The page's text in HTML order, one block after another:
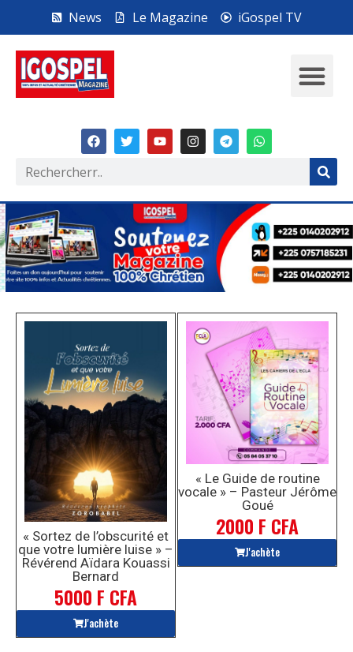
News Le Magazine iGospel TV
« Sortez de l’obscurité et
que votre lumière luise » –
Révérend Aïdara Kouassi
Bernard
5000 F CFA
J'achète
« Le Guide de routine
vocale » – Pasteur Jérôme
Goué
2000 F CFA
J'achète